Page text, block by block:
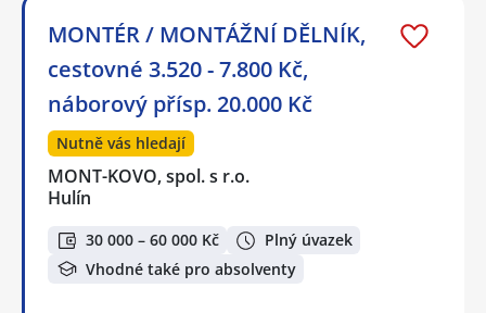
MONTÉR / MONTÁŽNÍ DĚLNÍK,
cestovné 3.520 - 7.800 Kč,
náborový přísp. 20.000 Kč
Nutně vás hledají
MONT-KOVO, spol. s r.o.
Hulín
30 000 – 60 000 Kč
Plný úvazek
Vhodné také pro absolventy